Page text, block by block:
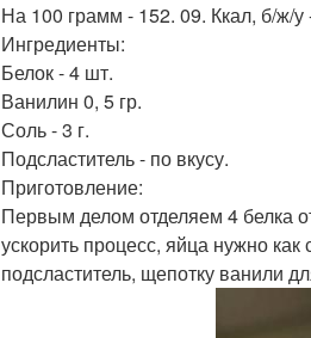
На 100 грамм - 152. 09. Ккал, б/ж/у
Ингредиенты:
Белок - 4 шт.
Ванилин 0, 5 гр.
Соль - 3 г.
Подсластитель - по вкусу.
Приготовление:
Первым делом отделяем 4 белка
ускорить процесс, яйца нужно
подсластитель, щепотку ванили